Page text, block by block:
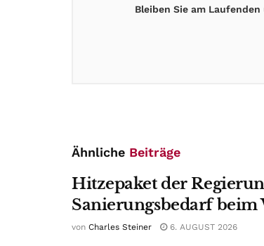
Bleiben Sie am
Ähnliche Beiträge
Hitzepaket der
Sanierungsbedarf beim
von Charles Steiner 6. AUGUST 2026